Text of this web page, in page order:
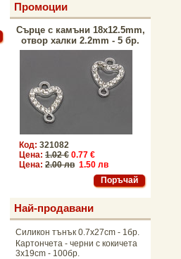
Промоции
Сърце с камъни 18x12.5mm,
отвор халки 2.2mm - 5 бр.
Код: 321082
Цена: 1.02 € 0.77 €
Цена: 2.00 лв 1.50 лв
Най-продавани
Силикон тънък 0.7x27cm - 1бр.
Картончета - черни с кокичета
3x19cm - 100бр.